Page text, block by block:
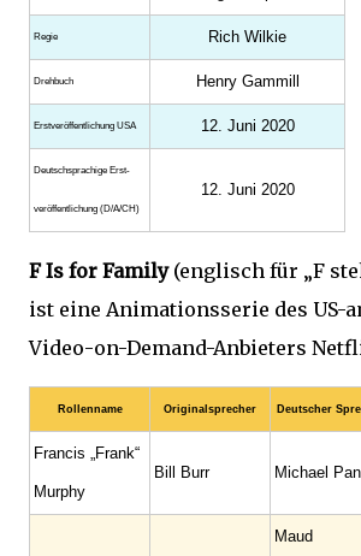
Regie Rich Wilkie
Drehbuch Henry Gammill
Erst­veröffent­lichung USA 12. Juni 2020
Deutsch­sprachige Erst­
veröffent­lichung (D/A/CH)
12. Juni 2020
F Is for Family(englisch für „F
ist eine Animationsserie des US-
Video-on-Demand-Anbieters
Rollenname Originalsprecher Deutscher
Francis „Frank“
Murphy
Bill Burr Michael Pan
Maud